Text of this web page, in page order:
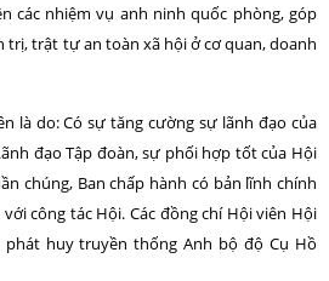
các nhiệm vụ anh ninh quốc phòng, góp
trị, trật tự an toàn xã hội ở cơ quan, doanh
là do: Có sự tăng cường sự lãnh đạo của
đạo Tập đoàn, sự phối hợp tốt của Hội
chúng, Ban chấp hành có bản lĩnh chính
công tác Hội. Các đồng chí Hội viên Hội
phát huy truyền thống Anh bộ độ Cụ Hồ